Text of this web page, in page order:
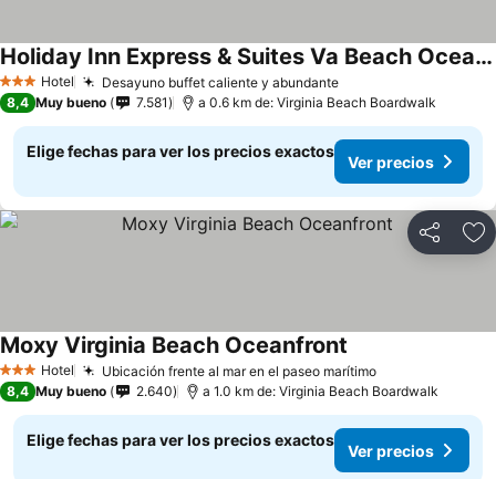
3 Estrellas
Hotel Desayuno buffet caliente y abundante
Holiday Inn Express & Suites Va Beach Oceanfront By Ihg
8,4 Muy bueno 7.581 a 0.6 km de: Virginia Beach Boardwalk
Elige fechas para ver los precios exactos
Ver precios
Compartir
3 Estrellas
Hotel Ubicación frente al mar en el paseo marítimo
Moxy Virginia Beach Oceanfront
8,4 Muy bueno 2.640 a 1.0 km de: Virginia Beach Boardwalk
Elige fechas para ver los precios exactos
Ver precios